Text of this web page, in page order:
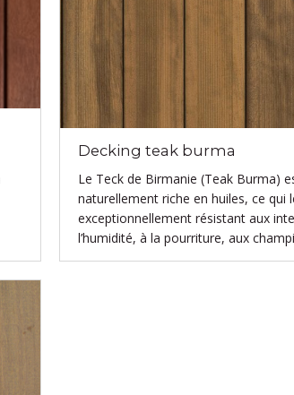
Decking teak burma
Le Teck de Birmanie (Teak Burma)
naturellement riche en huiles, ce qui
exceptionnellement résistant aux
l’humidité, à la pourriture, aux